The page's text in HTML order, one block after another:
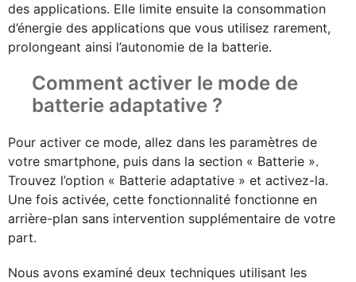
des applications. Elle limite ensuite la consommation
d’énergie des applications que vous utilisez rarement,
prolongeant ainsi l’autonomie de la batterie.
Comment activer le mode de
batterie adaptative ?
Pour activer ce mode, allez dans les paramètres de
votre smartphone, puis dans la section « Batterie ».
Trouvez l’option « Batterie adaptative » et activez-la.
Une fois activée, cette fonctionnalité fonctionne en
arrière-plan sans intervention supplémentaire de votre
part.
Nous avons examiné deux techniques utilisant les